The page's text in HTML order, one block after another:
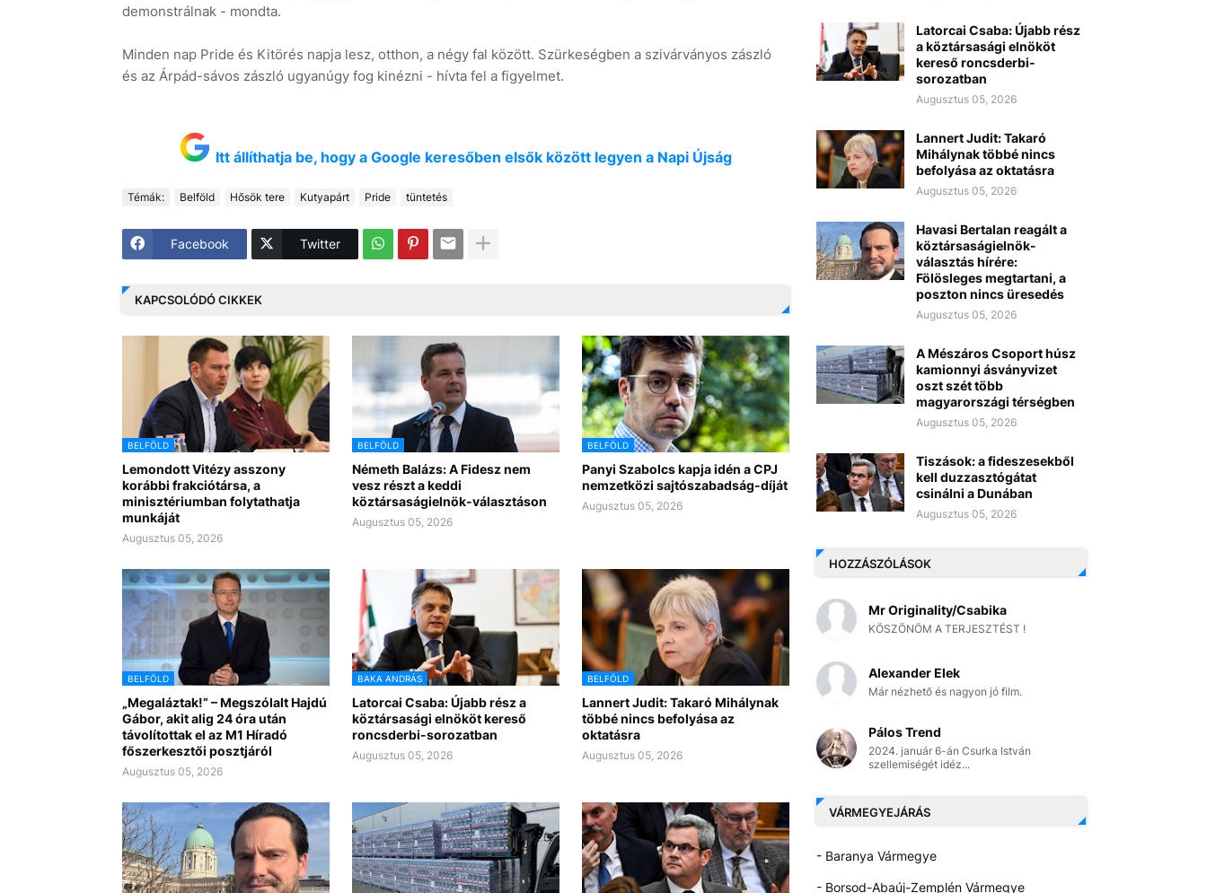
demonstrálnak - mondta.
Minden nap Pride és Kitörés napja lesz, otthon, a négy fal között. Szürkeségben a szivárványos zászló
és az Árpád-sávos zászló ugyanúgy fog kinézni - hívta fel a figyelmet.
Itt állíthatja be, hogy a Google keresőben elsők között legyen a Napi Újság
Témák: Belföld Hősök tere Kutyapárt Pride tüntetés
Facebook Twitter
KAPCSOLÓDÓ CIKKEK
BELFÖLD
Lemondott Vitézy asszony
korábbi frakciótársa, a
minisztériumban folytathatja
munkáját
Augusztus 05, 2026
BELFÖLD
Németh Balázs: A Fidesz nem
vesz részt a keddi
köztársaságielnök-választáson
Augusztus 05, 2026
BELFÖLD
Panyi Szabolcs kapja idén a CPJ
nemzetközi sajtószabadság-díját
Augusztus 05, 2026
BELFÖLD
„Megaláztak!” – Megszólalt Hajdú
Gábor, akit alig 24 óra után
távolítottak el az M1 Híradó
főszerkesztői posztjáról
Augusztus 05, 2026
BAKA ANDRÁS
Latorcai Csaba: Újabb rész a
köztársasági elnököt kereső
roncsderbi-sorozatban
Augusztus 05, 2026
BELFÖLD
Lannert Judit: Takaró Mihálynak
többé nincs befolyása az
oktatásra
Augusztus 05, 2026
Latorcai Csaba: Újabb rész
a köztársasági elnököt
kereső roncsderbi-
sorozatban
Augusztus 05, 2026
Lannert Judit: Takaró
Mihálynak többé nincs
befolyása az oktatásra
Augusztus 05, 2026
Havasi Bertalan reagált a
köztársaságielnök-
választás hírére:
Fölösleges megtartani, a
poszton nincs üresedés
Augusztus 05, 2026
A Mészáros Csoport húsz
kamionnyi ásványvizet
oszt szét több
magyarországi térségben
Augusztus 05, 2026
Tiszások: a fideszesekből
kell duzzasztógátat
csinálni a Dunában
Augusztus 05, 2026
HOZZÁSZÓLÁSOK
Mr Originality/Csabika
KÖSZÖNÖM A TERJESZTÉST !
Alexander Elek
Már nézhető és nagyon jó film.
Pálos Trend
2024. január 6-án Csurka István
szellemiségét idéz...
VÁRMEGYEJÁRÁS
- Baranya Vármegye
- Borsod-Abaúj-Zemplén Vármegye